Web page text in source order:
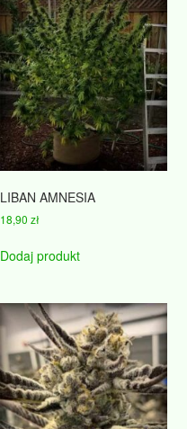
LIBAN AMNESIA
18,90zł
Dodaj produkt